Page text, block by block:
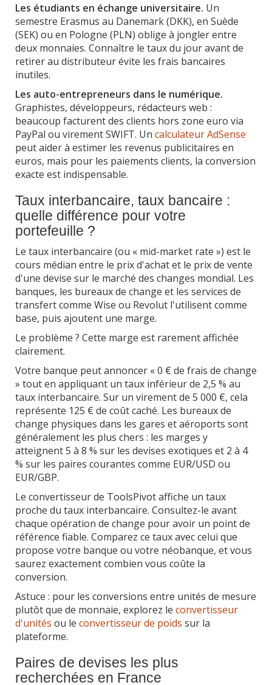
Les étudiants en échange universitaire. Un
semestre Erasmus au Danemark (DKK), en Suède
(SEK) ou en Pologne (PLN) oblige à jongler entre
deux monnaies. Connaître le taux du jour avant de
retirer au distributeur évite les frais bancaires
inutiles.
Les auto-entrepreneurs dans le numérique.
Graphistes, développeurs, rédacteurs web :
beaucoup facturent des clients hors zone euro via
PayPal ou virement SWIFT. Un calculateur AdSense
peut aider à estimer les revenus publicitaires en
euros, mais pour les paiements clients, la conversion
exacte est indispensable.
Taux interbancaire, taux bancaire :
quelle différence pour votre
portefeuille ?
Le taux interbancaire (ou « mid-market rate ») est le
cours médian entre le prix d'achat et le prix de vente
d'une devise sur le marché des changes mondial. Les
banques, les bureaux de change et les services de
transfert comme Wise ou Revolut l'utilisent comme
base, puis ajoutent une marge.
Le problème ? Cette marge est rarement affichée
clairement.
Votre banque peut annoncer « 0 € de frais de change
» tout en appliquant un taux inférieur de 2,5 % au
taux interbancaire. Sur un virement de 5 000 €, cela
représente 125 € de coût caché. Les bureaux de
change physiques dans les gares et aéroports sont
généralement les plus chers : les marges y
atteignent 5 à 8 % sur les devises exotiques et 2 à 4
% sur les paires courantes comme EUR/USD ou
EUR/GBP.
Le convertisseur de ToolsPivot affiche un taux
proche du taux interbancaire. Consultez-le avant
chaque opération de change pour avoir un point de
référence fiable. Comparez ce taux avec celui que
propose votre banque ou votre néobanque, et vous
saurez exactement combien vous coûte la
conversion.
Astuce : pour les conversions entre unités de mesure
plutôt que de monnaie, explorez le convertisseur
d'unités ou le convertisseur de poids sur la
plateforme.
Paires de devises les plus
recherchées en France